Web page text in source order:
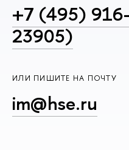
+7 (495)
23905)
ИЛИ ПИШИТЕ НА ПОЧТУ
im@hse.ru